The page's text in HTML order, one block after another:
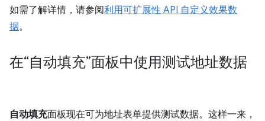
如需了解详情，请参阅利用可扩展性 API 自定义效果数
据。
在“自动填充”面板中使用测试地址数据
自动填充面板现在可为地址表单提供测试数据。这样一来，